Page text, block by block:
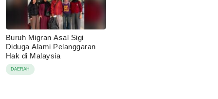
Buruh Migran Asal Sigi
Diduga Alami Pelanggaran
Hak di Malaysia
DAERAH